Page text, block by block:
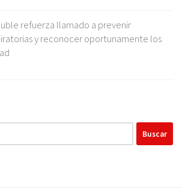
refuerza llamado a prevenir
y reconocer oportunamente los